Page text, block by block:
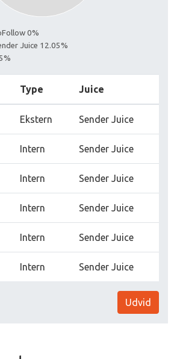
0%
Juice 12.05%
Type Juice
Ekstern Sender Juice
Intern Sender Juice
Intern Sender Juice
Intern Sender Juice
Intern Sender Juice
Intern Sender Juice
Udvid